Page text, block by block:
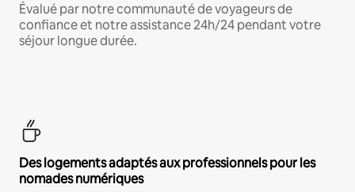
Évalué par notre communauté de voyageurs de
confiance et notre assistance 24h/24 pendant votre
séjour longue durée.
Des logements adaptés aux professionnels pour les
nomades numériques